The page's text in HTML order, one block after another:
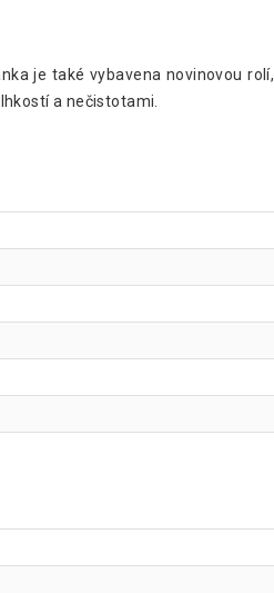
je také vybavena novinovou rolí,
a nečistotami.